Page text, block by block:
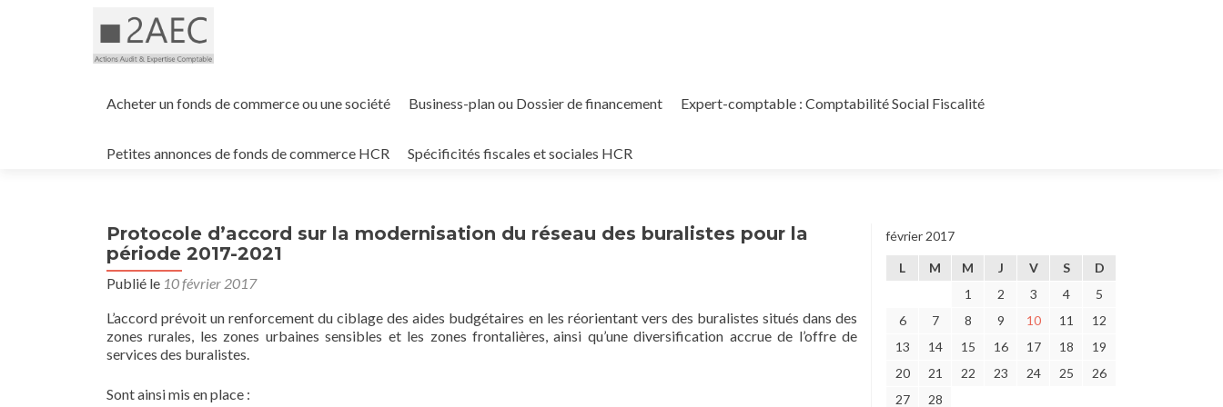
au
Acheter un fonds de commerce ou une société Business-plan ou Dossier de financement Expert-comptable : Comptabilité Social Fiscalité
Petites annonces de fonds de commerce HCR Spécificités fiscales et sociales HCR
Protocole d’accord sur la modernisation du réseau des buralistes pour la
période 2017-2021
Publié le 10 février 2017
L’accord prévoit un renforcement du ciblage des aides budgétaires en les réorientant vers des buralistes situés dans des
zones rurales, les zones urbaines sensibles et les zones frontalières, ainsi qu’une diversification accrue de l’offre de
services des buralistes.
Sont ainsi mis en place :
février 2017
L M M J V S
D
1
2 3 4
5
6
7 8 9 10 11
12
13
14 15 16 17 18
19
20
21 22 23 24 25
26
27
28